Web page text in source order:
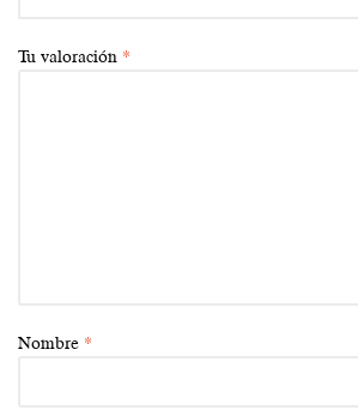
Tu valoración *
Nombre *